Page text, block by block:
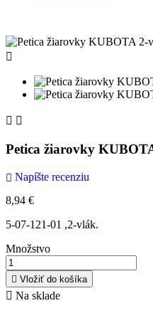

 
Petica žiarovky
 Napíšte recenziu
8,94 €
5-07-121-01 ,2-vlák.
Množstvo
 Vložiť do košíka
 Na sklade